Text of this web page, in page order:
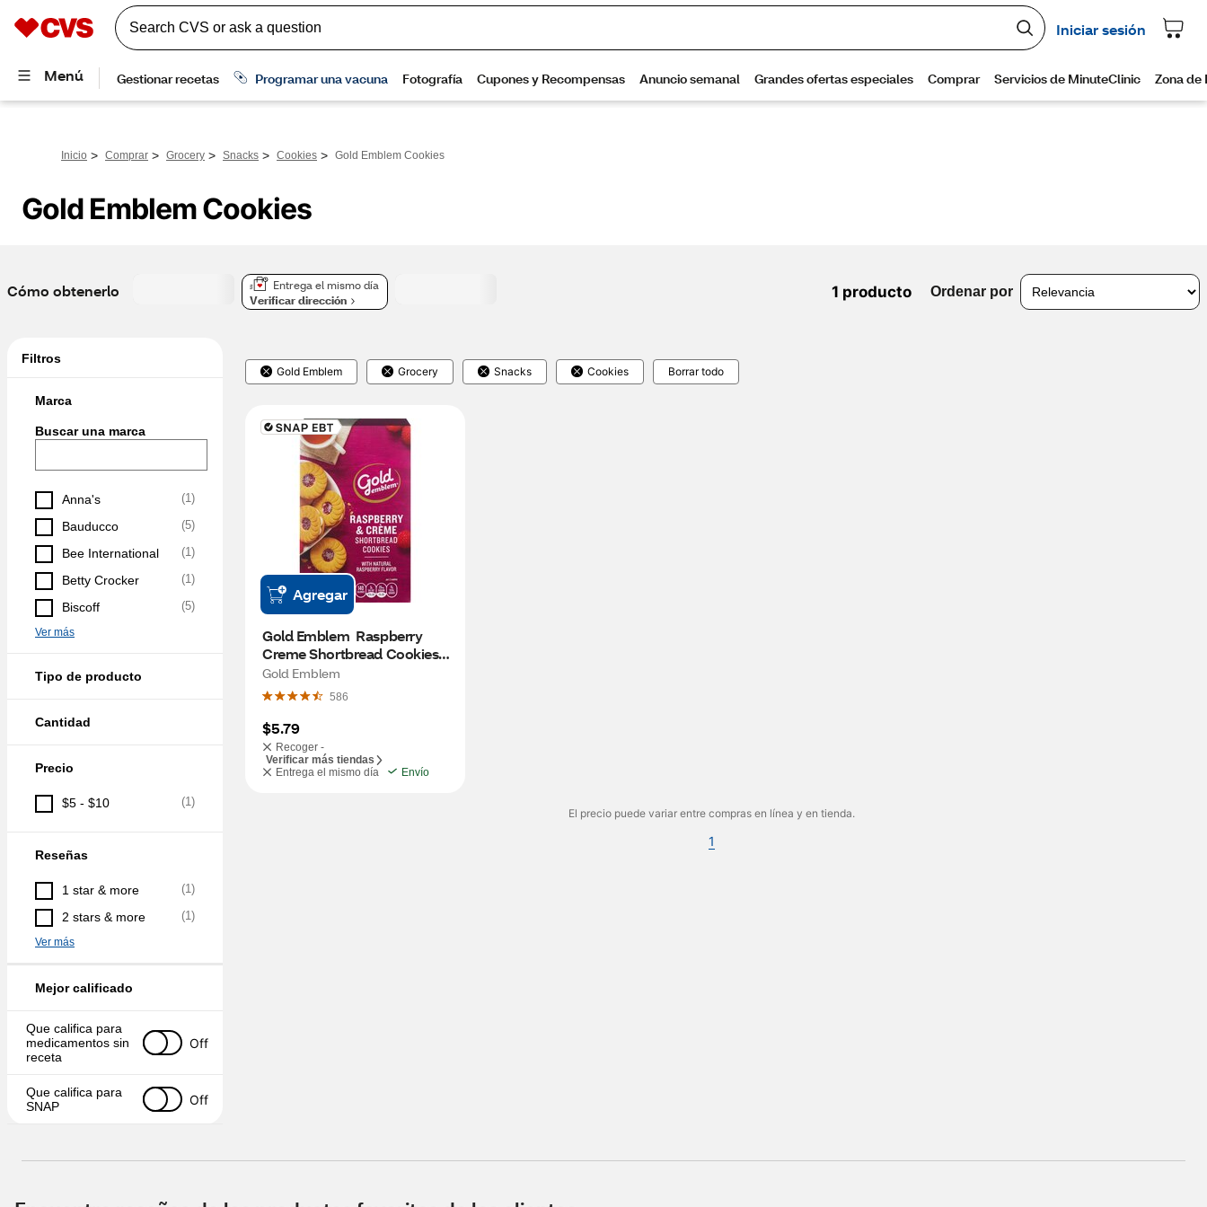
Inicio > Comprar > Grocery > Snacks > Cookies > Gold Emblem Cookies
Gold Emblem Cookies
Cómo obtenerlo
Entrega el mismo día
Verificar dirección
1 producto Ordenar por
Filtros
Marca
Buscar una marca
Anna's (1)
Bauducco (5)
Bee International (1)
Betty Crocker (1)
Biscoff (5)
Ver más
Tipo de producto
Cantidad
Precio
$5 - $10 (1)
Reseñas
1 star & more (1)
2 stars & more (1)
Ver más
Mejor calificado
Que califica para
medicamentos sin
receta
Off
Que califica para
SNAP
Off
Gold Emblem Grocery Snacks Cookies Borrar todo
Agregar
Gold Emblem  Raspberry
Creme Shortbread Cookies,
10.6 oz
Gold Emblem
586
$5.79
Recoger -
Verificar más tiendas
Entrega el mismo día
Envío
El precio puede variar entre compras en línea y en tienda.
1